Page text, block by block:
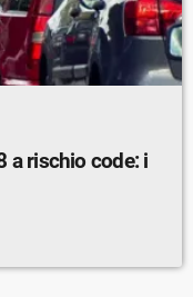
a rischio code: i